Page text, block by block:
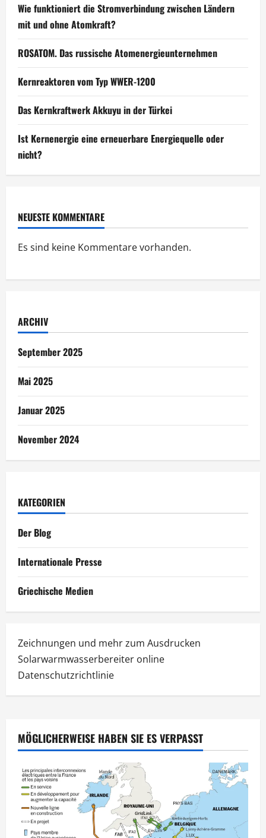
Wie funktioniert die Stromverbindung zwischen Ländern
mit und ohne Atomkraft?
ROSATOM. Das russische Atomenergieunternehmen
Kernreaktoren vom Typ WWER-1200
Das Kernkraftwerk Akkuyu in der Türkei
Ist Kernenergie eine erneuerbare Energiequelle oder
nicht?
NEUESTE KOMMENTARE
Es sind keine Kommentare vorhanden.
ARCHIV
September 2025
Mai 2025
Januar 2025
November 2024
KATEGORIEN
Der Blog
Internationale Presse
Griechische Medien
Zeichnungen und mehr zum Ausdrucken
Solarwarmwasserbereiter online
Datenschutzrichtlinie
MÖGLICHERWEISE HABEN SIE ES VERPASST